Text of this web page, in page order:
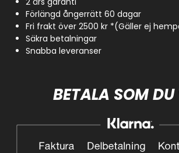
Förlängd ångerrätt 60 dagar
Fri frakt över 2500 kr *(Gäller ej
Säkra betalningar
Snabba leveranser
BETALA SOM DU